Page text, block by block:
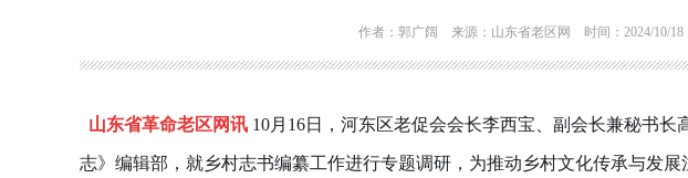
作者：郭广阔 来源：山东省老区网 时间：2024/10/
山东省革命老区网讯 10月 16日，河东区老促会会长李西宝、副会长兼秘书
志》编辑部，就乡村志书编纂工作进行专题调研，为推动乡村文化传承与发展